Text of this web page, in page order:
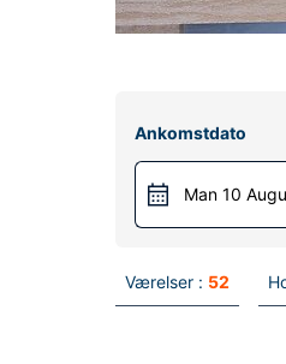
Ankomstdato
Man 10
Værelser : 52